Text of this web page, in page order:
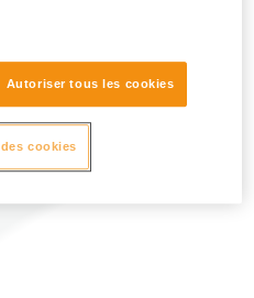
Autoriser tous les cookies
cookies